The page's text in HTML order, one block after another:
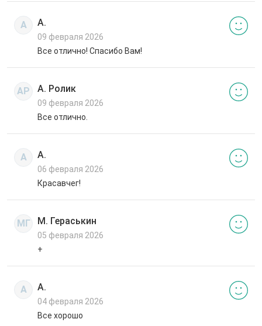
А А.
09 февраля 2026
Все отлично! Спасибо Вам!
АР А. Ролик
09 февраля 2026
Все отлично.
А А.
06 февраля 2026
Красавчег!
МГ М. Гераськин
05 февраля 2026
+
А А.
04 февраля 2026
Все хорошо